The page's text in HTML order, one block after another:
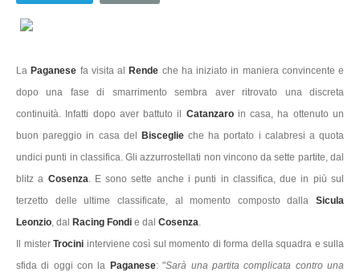
La Paganese fa visita al Rende che ha iniziato in maniera convincente e
dopo una fase di smarrimento sembra aver ritrovato una discreta
continuità. Infatti dopo aver battuto il Catanzaroin casa, ha ottenuto un
buon pareggio in casa del
Bisceglieche ha portato i calabresi a quota
undici punti in classifica. Gli azzurrostellati non vincono da sette partite, dal
blitz a Cosenza. E sono sette anche i punti in classifica, due in più sul
terzetto delle ultime classificate, al momento composto dalla Sicula
Leonzio, dal Racing Fondi e dal Cosenza.
Il mister Trocini interviene così sul momento di forma della squadra e sulla
sfida di oggi con la Paganese: "Sarà una partita complicata contro una